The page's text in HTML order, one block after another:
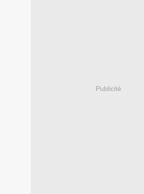
Publicité